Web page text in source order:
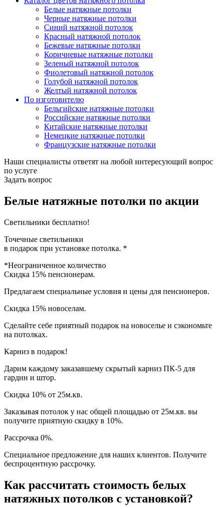
Белые натяжные потолки
Черные натяжные потолки
Синий натяжной потолок
Красный натяжной потолок
Бежевые натяжные потолки
Коричневые натяжные потолки
Зеленый натяжной потолок
Фиолетовый натяжной потолок
Голубой натяжной потолок
Желтый натяжной потолок
По изготовителю
Бельгийские натяжные потолки
Российские натяжные потолки
Китайские натяжные потолки
Немецкие натяжные потолки
Французские натяжные потолки
Наши специалисты ответят на любой интересующий вопрос
по услуге
Задать вопрос
Белые натяжные потолки по акции
Светильники бесплатно!
Точечные светильники
в подарок при установке потолка. *
*Неограниченное количество
Скидка 15% пенсионерам.
Предлагаем специальные условия и цены для пенсионеров.
Скидка 15% новоселам.
Сделайте себе приятный подарок на новоселье и сэкономьте
на потолках.
Карниз в подарок!
Дарим каждому заказавшему скрытый карниз ПК-5 для
гардин и штор.
Скидка 10% от 25м.кв.
Заказывая потолок у нас общей площадью от 25м.кв. вы
получите приятную скидку в 10%.
Рассрочка 0%.
Специальное предложение для наших клиентов. Получите
беспроцентную рассрочку.
Как рассчитать стоимость белых
натяжных потолков с установкой?